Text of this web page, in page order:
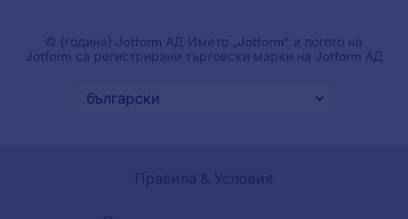
© {година} Jotform АД Името „Jotform“ и логото на
Jotform са регистрирани търговски марки на Jotform АД
Правила & Условия